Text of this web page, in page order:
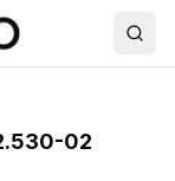
02